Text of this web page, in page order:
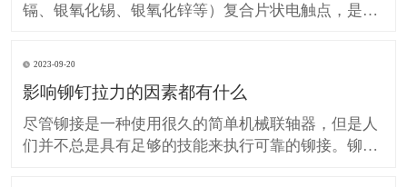
镉、银氧化锡、银氧化锌等）复合片状电触点，是现
硬度结合起来，实现单一金属无法达到的综合性能。
复合片触
2023-09-20
影响铆钉拉力的因素都有什么
尽管铆接是一种使用很久的简单机械联轴器，但是人
们并不总是具有足够的技能来执行可靠的铆接。铆接